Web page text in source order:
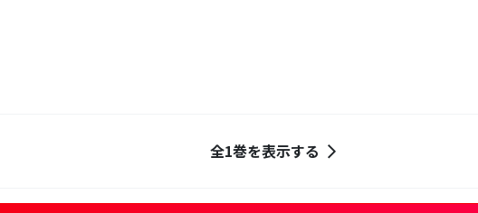
全1巻を表示する